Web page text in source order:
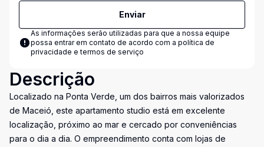
Enviar
As informações serão utilizadas para que a nossa equipe
possa entrar em contato de acordo com a política de
privacidade e termos de serviço
Descrição
Localizado na Ponta Verde, um dos bairros mais valorizados
de Maceió, este apartamento studio está em excelente
localização, próximo ao mar e cercado por conveniências
para o dia a dia. O empreendimento conta com lojas de